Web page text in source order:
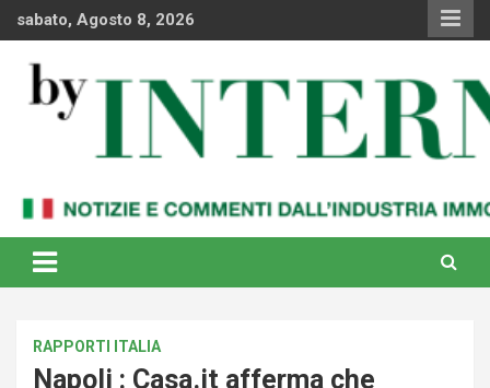
sabato, Agosto 8, 2026
By Internews
internazionale
RAPPORTI ITALIA
Napoli : Casa.it afferma che